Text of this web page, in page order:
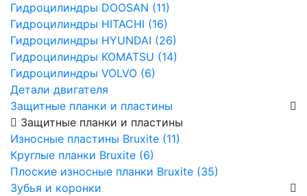
Гидроцилиндры DOOSAN (11)
Гидроцилиндры HITACHI (16)
Гидроцилиндры HYUNDAI (26)
Гидроцилиндры KOMATSU (14)
Гидроцилиндры VOLVO (6)
Детали двигателя
Защитные планки и пластины
Защитные планки и пластины
Износные пластины Bruxite (11)
Круглые планки Bruxite (6)
Плоские износные планки Bruxite (35)
Зубья и коронки